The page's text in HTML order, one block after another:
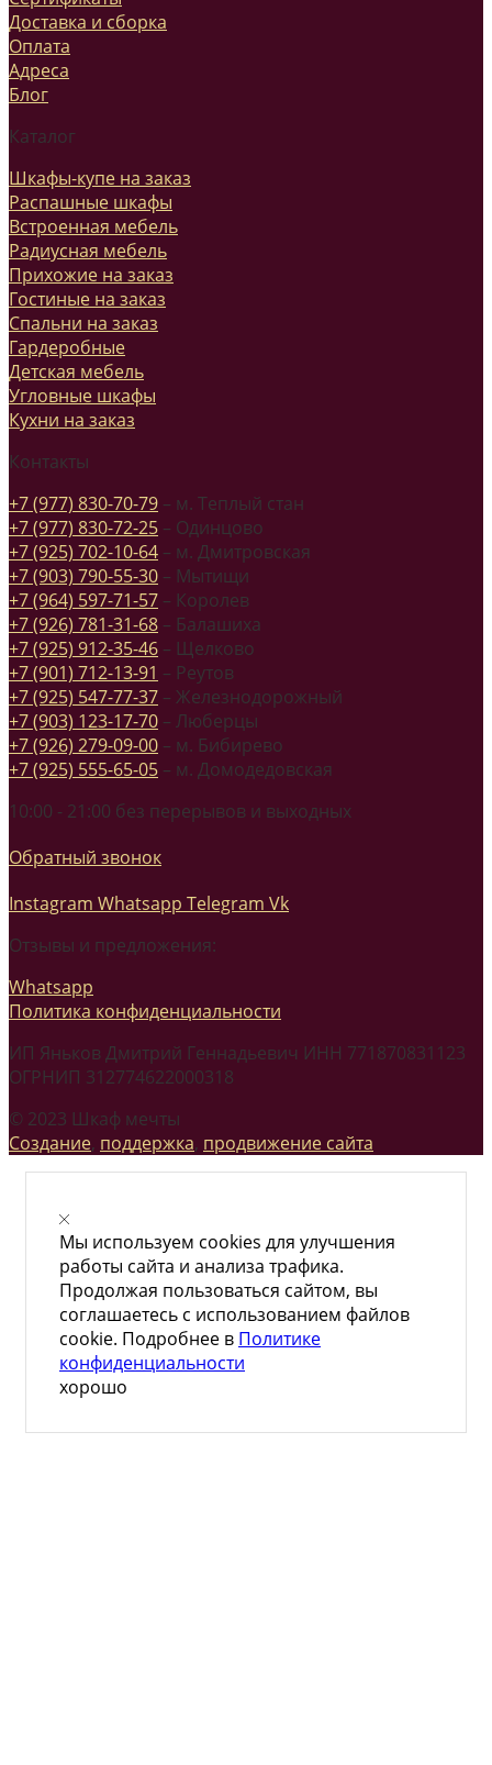
Доставка и сборка
Оплата
Адреса
Блог
Каталог
Шкафы-купе на заказ
Распашные шкафы
Встроенная мебель
Радиусная мебель
Прихожие на заказ
Гостиные на заказ
Спальни на заказ
Гардеробные
Детская мебель
Угловные шкафы
Кухни на заказ
Контакты
+7 (977) 830-70-79 – м. Теплый стан
+7 (977) 830-72-25 – Одинцово
+7 (925) 702-10-64 – м. Дмитровская
+7 (903) 790-55-30 – Мытищи
+7 (964) 597-71-57 – Королев
+7 (926) 781-31-68 – Балашиха
+7 (925) 912-35-46 – Щелково
+7 (901) 712-13-91 – Реутов
+7 (925) 547-77-37 – Железнодорожный
+7 (903) 123-17-70 – Люберцы
+7 (926) 279-09-00 – м. Бибирево
+7 (925) 555-65-05 – м. Домодедовская
10:00 - 21:00 без перерывов и выходных
Обратный звонок
Instagram Whatsapp Telegram Vk
Отзывы и предложения:
Whatsapp
Политика конфиденциальности
ИП Яньков Дмитрий Геннадьевич ИНН 771870831123
ОГРНИП 312774622000318
© 2023 Шкаф мечты
Создание, поддержка, продвижение сайта
Мы используем cookies для улучшения
работы сайта и анализа трафика.
Продолжая пользоваться сайтом, вы
соглашаетесь с использованием файлов
cookie. Подробнее в Политике
конфиденциальности
хорошо